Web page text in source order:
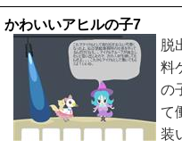
かわいいアヒルの子7
脱
料
の
て
装